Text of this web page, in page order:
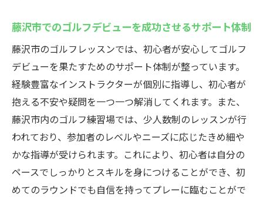
初心者に愛される藤沢市のゴルフレッスン
の秘密
藤沢市のゴルフレッスンが選ばれる要因
藤沢市で上達を実感できるゴルフレッスンの秘
訣
藤沢市のレッスンで上達を実感するための
ポイント
プロから学ぶ藤沢市の効率的な上達法
藤沢市のレッスンで上達を実感した生徒の
藤沢市でのゴルフデビューを成功させるサポート体制
藤沢市のゴルフレッスンでは、初心者が安心してゴルフ
デビューを果たすためのサポート体制が整っています。
経験豊富なインストラクターが個別に指導し、初心者が
抱える不安や疑問を一つ一つ解消してくれます。また、
藤沢市内のゴルフ練習場では、少人数制のレッスンが行
われており、参加者のレベルやニーズに応じたきめ細や
かな指導が受けられます。これにより、初心者は自分の
ペースでしっかりとスキルを身につけることができ、初
めてのラウンドでも自信を持ってプレーに臨むことがで